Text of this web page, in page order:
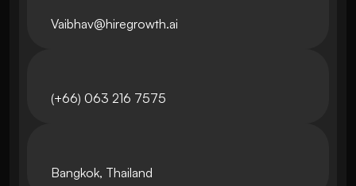
Vaibhav@hiregrowth.ai
(+66) 063 216 7575
Bangkok, Thailand